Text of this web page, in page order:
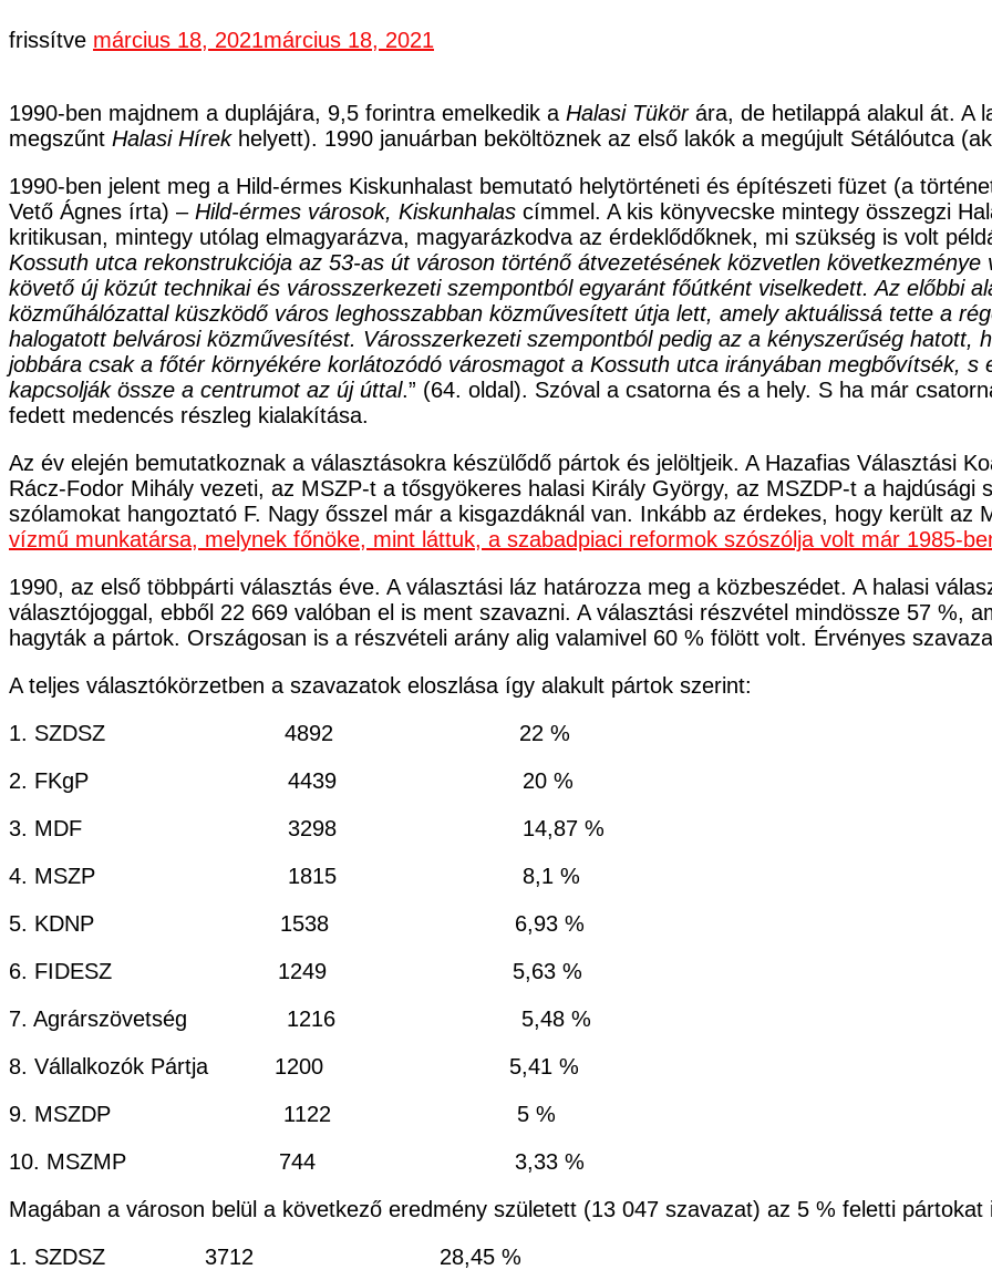
frissítve március 18, 2021március 18, 2021
1990-ben majdnem a duplájára, 9,5 forintra emelkedik a Halasi Tükörára, de hetilappá alakul át. A
megszűnt Halasi Hírekhelyett). 1990 januárban beköltöznek az első lakók a megújult Sétálóutca
1990-ben jelent meg a Hild-érmes Kiskunhalast bemutató helytörténeti és építészeti füzet (a
Vető Ágnes írta) – Hild-érmes városok, Kiskunhalas címmel. A kis könyvecske mintegy összegzi
kritikusan, mintegy utólag elmagyarázva, magyarázkodva az érdeklődőknek, mi szükség is volt
Kossuth utca rekonstrukciója az 53-as út városon történő átvezetésének közvetlen
követő új közút technikai és városszerkezeti szempontból egyaránt főútként viselkedett. Az előbbi
közműhálózattal küszködő város leghosszabban közművesített útja lett, amely aktuálissá tette a
halogatott belvárosi közművesítést. Városszerkezeti szempontból pedig az a kényszerűség hatott,
jobbára csak a főtér környékére korlátozódó városmagot a Kossuth utca irányában megbővítsék,
kapcsolják össze a centrumot az új úttal.” (64. oldal). Szóval a csatorna és a hely. S ha már
fedett medencés részleg kialakítása.
Az év elején bemutatkoznak a választásokra készülődő pártok és jelöltjeik. A Hazafias Választási
Rácz-Fodor Mihály vezeti, az MSZP-t a tősgyökeres halasi Király György, az MSZDP-t a hajdúsági
szólamokat hangoztató F. Nagy ősszel már a kisgazdáknál van. Inkább az érdekes, hogy került az
vízmű munkatársa, melynek főnöke, mint láttuk, a szabadpiaci reformok szószólja volt már 1985-
1990, az első többpárti választás éve. A választási láz határozza meg a közbeszédet. A halasi
választójoggal, ebből 22 669 valóban el is ment szavazni. A választási részvétel mindössze 57 %,
hagyták a pártok. Országosan is a részvételi arány alig valamivel 60 % fölött volt. Érvényes
A teljes választókörzetben a szavazatok eloszlása így alakult pártok szerint:
1. SZDSZ 4892 22 %
2. FKgP 4439 20 %
3. MDF 3298 14,87 %
4. MSZP 1815 8,1 %
5. KDNP 1538 6,93 %
6. FIDESZ 1249 5,63 %
7. Agrárszövetség 1216 5,48 %
8. Vállalkozók Pártja 1200 5,41 %
9. MSZDP 1122 5 %
10. MSZMP 744 3,33 %
Magában a városon belül a következő eredmény született (13 047 szavazat) az 5 % feletti pártokat
1. SZDSZ 3712 28,45 %